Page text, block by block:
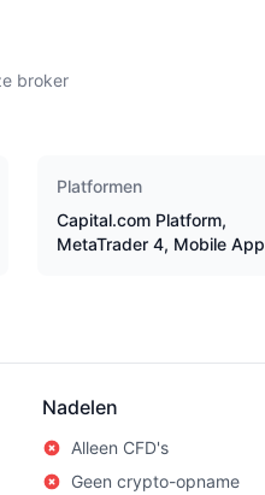
broker
Platformen
Capital.com Platform,
MetaTrader 4, Mobile App
Nadelen
Alleen CFD's
Geen crypto-opname